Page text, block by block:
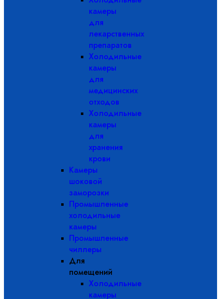
камеры
для
лекарственных
препаратов
Холодильные
камеры
для
медицинских
отходов
Холодильные
камеры
для
хранения
крови
Камеры
шоковой
заморозки
Промышленные
холодильные
камеры
Промышленные
чиллеры
Для
помещений
Холодильные
камеры